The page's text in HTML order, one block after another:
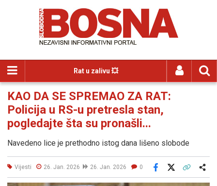
Rat u zalivu 💥
KAO DA SE SPREMAO ZA RAT:
Policija u RS-u pretresla stan,
pogledajte šta su pronašli...
Navedeno lice je prethodno istog dana lišeno slobode
Vijesti 26. Jan. 2026 26. Jan. 2026 0
Facebook